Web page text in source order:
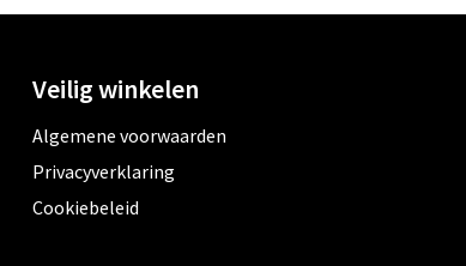
Veilig winkelen
Algemene voorwaarden
Privacyverklaring
Cookiebeleid